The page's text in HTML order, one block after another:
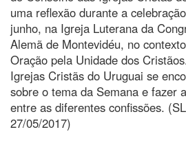
uma reflexão durante a
junho, na Igreja Luterana da
Alemã de Montevidéu, no
Oração pela Unidade dos
Igrejas Cristãs do Uruguai se
sobre o tema da Semana e fazer
entre as diferentes confissões.
27/05/2017)